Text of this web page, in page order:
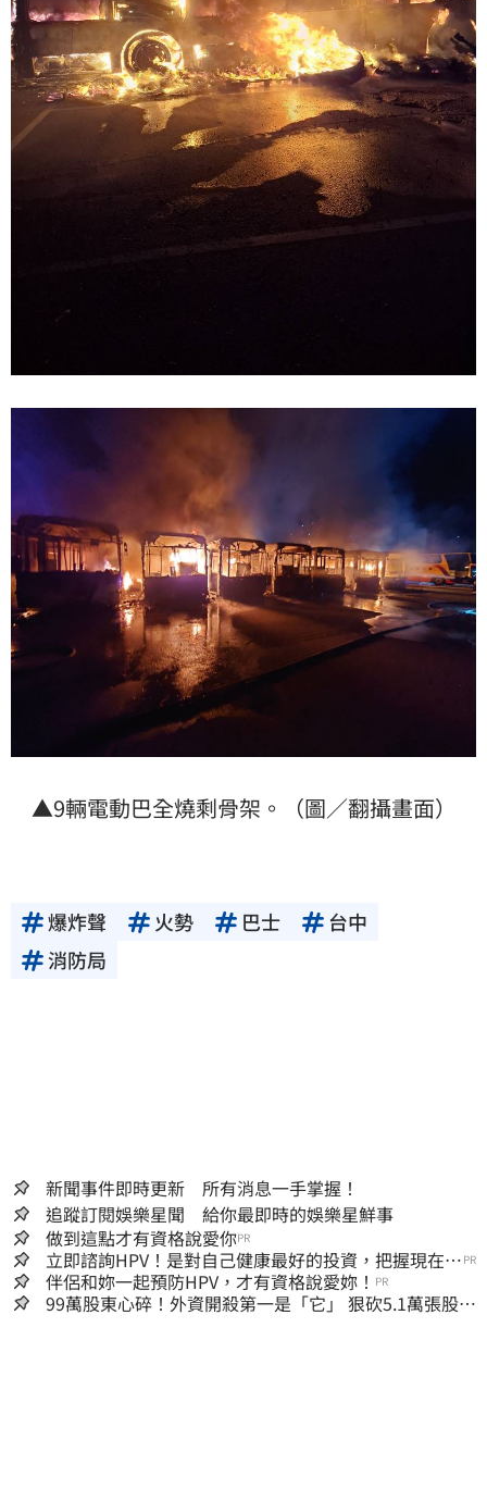
▲9輛電動巴全燒剩骨架。（圖／翻攝畫面）
爆炸聲 火勢 巴士
台中
消防局
新聞事件即時更新 所有消息一手掌握！
追蹤訂閱娛樂星聞 給你最即時的娛樂星鮮事
做到這點才有資格說愛你PR
立即諮詢HPV！是對自己健康最好的投資，把握現在不
嫌晚！
PR
伴侶和妳一起預防HPV，才有資格說愛妳！ PR
99萬股東心碎！外資開殺第一是「它」 狠砍5.1萬張股價